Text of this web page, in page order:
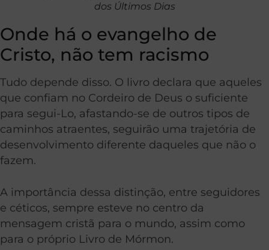
dos Últimos Dias
Onde há o evangelho de
Cristo, não tem racismo
Tudo depende disso. O livro declara que aqueles
que confiam no Cordeiro de Deus o suficiente
para segui-Lo, afastando-se de outros tipos de
caminhos atraentes, seguirão uma trajetória de
desenvolvimento diferente daqueles que não o
fazem.
A importância dessa distinção, entre seguidores
e céticos, sempre esteve no centro da
mensagem cristã para o mundo, assim como
para o próprio Livro de Mórmon.